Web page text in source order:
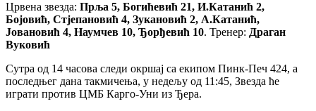
Црвена звезда: Прља 5, Богићевић 21, И.Катанић 2,
Бојовић, Стјепановић 4, Зукановић 2, А.Катанић,
Јовановић 4, Наумчев 10, Ђорђевић 10. Тренер: Драган
Вуковић
Сутра од 14 часова следи окршај са екипом Пинк-Печ 424, а
последњег дана такмичења, у недељу од 11:45, Звезда ће
играти против ЦМБ Карго-Уни из Ђера.